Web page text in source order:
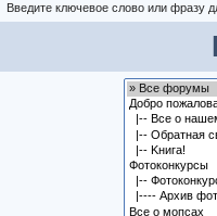
Введите ключевое слово или фразу